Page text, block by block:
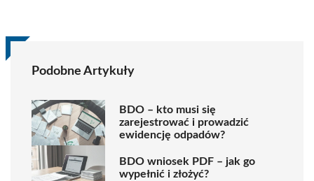
Podobne Artykuły
BDO – kto musi się
zarejestrować i prowadzić
ewidencję odpadów?
BDO wniosek PDF – jak go
wypełnić i złożyć?